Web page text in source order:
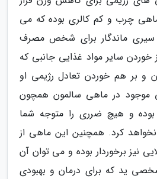
چرب و کم کالری بوده که می
سیری ماندگار برای شخص مصرف
خوردن سایر مواد غذایی جانبی که
و بر هم خوردن تعادل رژیمی او
موجود در ماهی سالمون همچون
و هیچ ضرری را متوجه شما
کرد. همچنین این ماهی از
نیز برخوردار بوده و می توان آن
ید که برای درمان و بهبودی